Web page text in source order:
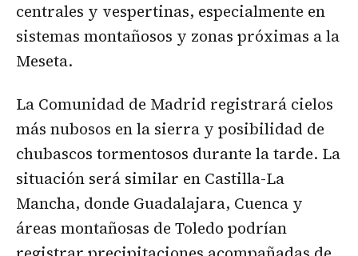
centrales y vespertinas, especialmente en
sistemas montañosos y zonas próximas a la
Meseta.
La Comunidad de Madrid registrará cielos
más nubosos en la sierra y posibilidad de
chubascos tormentosos durante la tarde. La
situación será similar en Castilla-La
Mancha, donde Guadalajara, Cuenca y
áreas montañosas de Toledo podrían